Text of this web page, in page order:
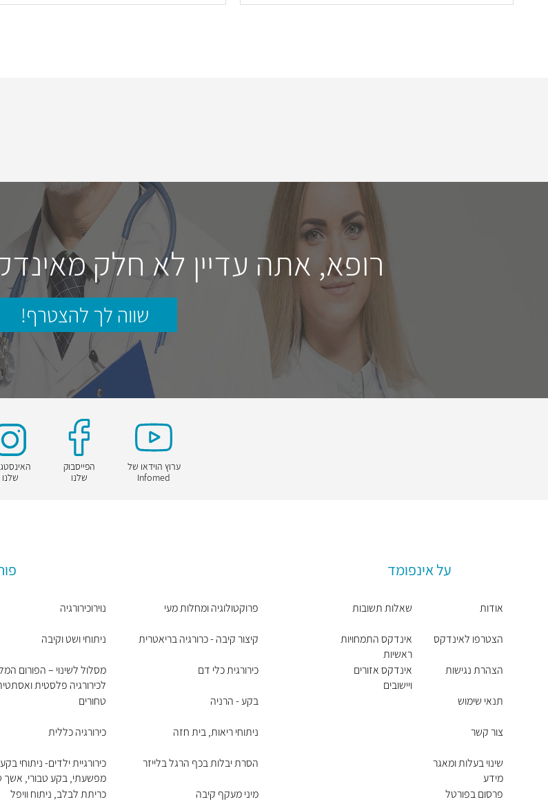
רופא, אתה עדיין לא חלק
שווה לך להצטרף!
ערוץ הוידאו של
Infomed
הפייסבוק
שלנו
שלנו
על אינפומד
אודות
הצטרפו לאינדקס
הצהרת נגישות
תנאי שימוש
צור קשר
שינוי בעלות ומאגר
מידע
פרסום בפורטל
שאלות תשובות
אינדקס התמחויות
ראשיות
אינדקס אזורים
ויישובים
פרוקטולוגיה ומחלות מעי
קיצור קיבה - כרורגיה בריאטרית
כירורגית כלי דם
בקע - הרניה
ניתוחי ריאות, בית חזה
הסרת יבלות בכף הרגל בלייזר
מיני מעקף קיבה
נוירוכירורגיה
ניתוחי ושט וקיבה
מסלול לשינוי – הפורום
לכירורגיה פלסטית
טחורים
כירורגיה כללית
כירורגיית ילדים- ניתוחי בקע
מפשעתי, בקע טבורי, אשך
כריתת לבלב, ניתוח וויפל